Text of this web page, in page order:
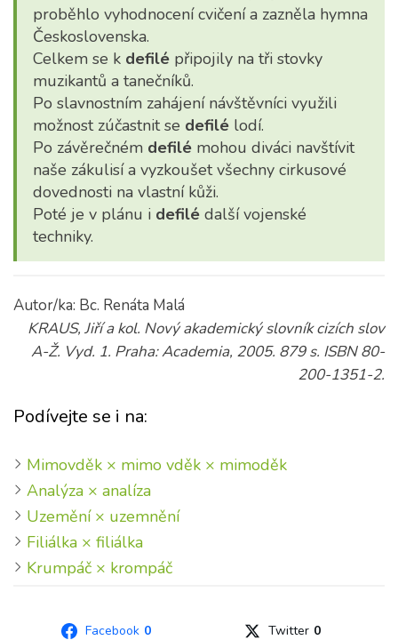
proběhlo vyhodnocení cvičení a zazněla hymna
Československa.
Celkem se k defilé připojily na tři stovky
muzikantů a tanečníků.
Po slavnostním zahájení návštěvníci využili
možnost zúčastnit se defilé lodí.
Po závěrečném defilé mohou diváci navštívit
naše zákulisí a vyzkoušet všechny cirkusové
dovednosti na vlastní kůži.
Poté je v plánu i defilé další vojenské
techniky.
Autor/ka: Bc. Renáta Malá
KRAUS, Jiří a kol. Nový akademický slovník cizích slov
A-Ž. Vyd. 1. Praha: Academia, 2005. 879 s. ISBN 80-
200-1351-2.
Podívejte se i na:
Mimovděk × mimo vděk × mimoděk
Analýza × analíza
Uzemění × uzemnění
Filiálka × filiálka
Krumpáč × krompáč
Facebook 0 Twitter 0